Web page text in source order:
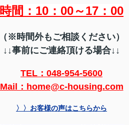
時間：10：00～17：00
（※時間外もご相談ください）
↓↓事前にご連絡頂ける場合↓↓
TEL：048-954-5600
Mail：home@c-housing.com
〉〉お客様の声はこちらから